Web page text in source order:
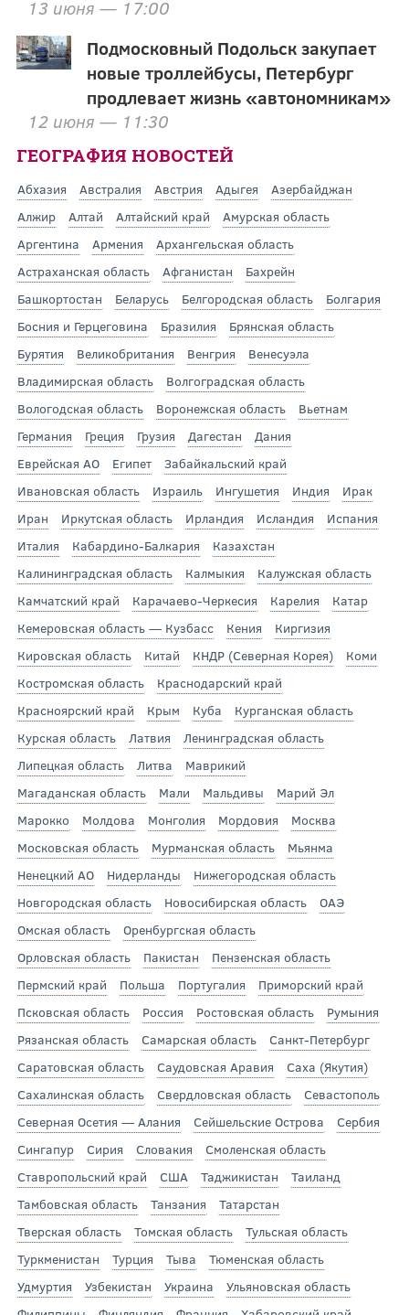
13 июня — 17:00
Подмосковный Подольск закупает
новые троллейбусы, Петербург
продлевает жизнь «автономникам»
12 июня — 11:30
ГЕОГРАФИЯ НОВОСТЕЙ
Абхазия Австралия Австрия Адыгея
Азербайджан
Алжир
Алтай Алтайский край
Амурская область
Аргентина
Армения
Архангельская область
Астраханская область
Афганистан
Бахрейн
Башкортостан
Беларусь Белгородская область
Болгария
Босния и Герцеговина
Бразилия
Брянская область
Бурятия
Великобритания Венгрия
Венесуэла
Владимирская область
Волгоградская область
Вологодская область
Воронежская область
Вьетнам
Германия
Греция Грузия Дагестан
Дания
Еврейская АО
Египет
Забайкальский край
Ивановская область
Израиль Ингушетия Индия
Ирак
Иран
Иркутская область Ирландия Исландия
Испания
Италия
Кабардино-Балкария
Казахстан
Калининградская область
Калмыкия
Калужская область
Камчатский край
Карачаево-Черкесия Карелия
Катар
Кемеровская область — Кузбасс
Кения
Киргизия
Кировская область
Китай КНДР (Северная Корея)
Коми
Костромская область
Краснодарский край
Красноярский край
Крым Куба
Курганская область
Курская область
Латвия
Ленинградская область
Липецкая область
Литва
Маврикий
Магаданская область
Мали Мальдивы
Марий Эл
Марокко
Молдова Монголия Мордовия
Москва
Московская область
Мурманская область
Мьянма
Ненецкий АО
Нидерланды
Нижегородская область
Новгородская область
Новосибирская область
ОАЭ
Омская область
Оренбургская область
Орловская область
Пакистан
Пензенская область
Пермский край
Польша Португалия
Приморский край
Псковская область
Россия Ростовская область
Румыния
Рязанская область
Самарская область
Санкт-Петербург
Саратовская область
Саудовская Аравия
Саха (Якутия)
Сахалинская область
Свердловская область
Севастополь
Северная Осетия — Алания
Сейшельские Острова
Сербия
Сингапур
Сирия Словакия
Смоленская область
Ставропольский край
США Таджикистан
Таиланд
Тамбовская область
Танзания
Татарстан
Тверская область
Томская область
Тульская область
Туркменистан
Турция Тыва
Тюменская область
Удмуртия
Узбекистан Украина
Ульяновская область